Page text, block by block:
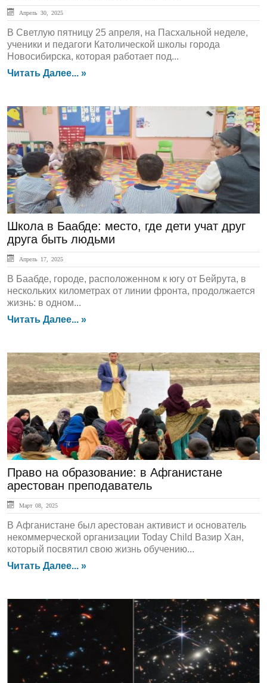
Апрель 30, 2025
В Светлую пятницу 25 апреля, на Пасхальной неделе,
ученики и педагоги Католической школы города
Новосибирска, которая работает под...
Читать Далее... »
ЛЕНТА НОВОСТЕЙ
Школа в Баабде: место, где дети учат друг
друга быть людьми
Апрель 17, 2025
В Баабде, городе, расположенном к югу от Бейрута, в
нескольких километрах от линии фронта, продолжается
жизнь: в одном...
Читать Далее... »
ЛЕНТА НОВОСТЕЙ
Право на образование: в Афганистане
арестован преподаватель
Март 08, 2025
В Афганистане был арестован активист и основатель
некоммерческой организации Today Child Вазир Хан,
который посвятил свою жизнь обучению...
Читать Далее... »
ЛЕНТА НОВОСТЕЙ